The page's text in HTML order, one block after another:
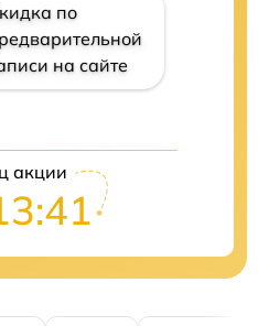
по
на сайте
акции